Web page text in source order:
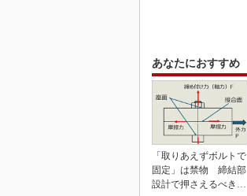
あなたにおすすめ
「取りあえずボルトで
固定」は禁物 締結部
設計で押さえるべき基